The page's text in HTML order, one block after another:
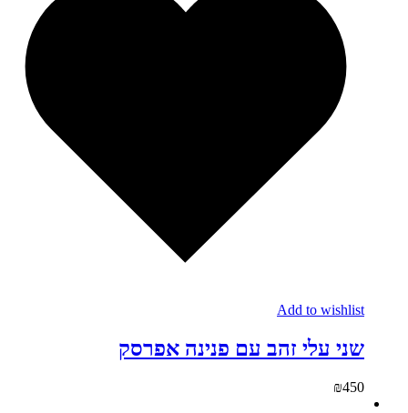
Add to wishlist
שני עלי זהב עם פנינה אפרסק
₪450